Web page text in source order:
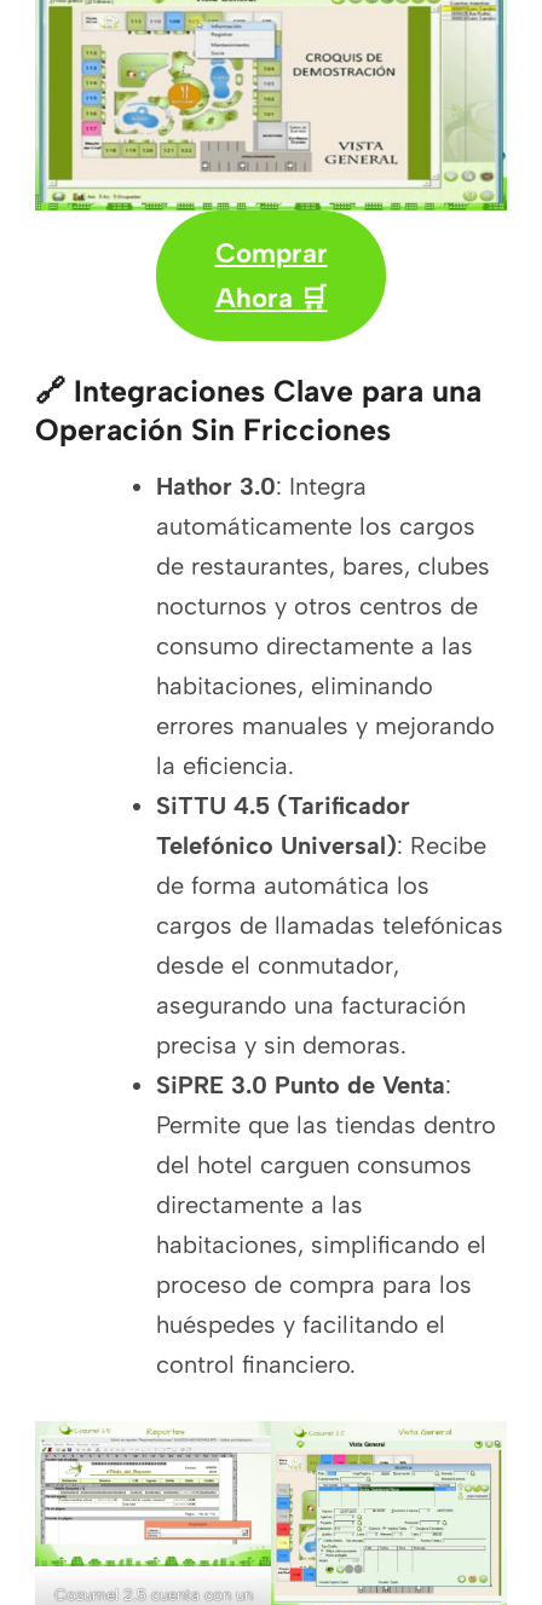
Comprar
Ahora 🛒
🔗 Integraciones Clave para una
Operación Sin Fricciones
Hathor 3.0: Integra
automáticamente los cargos
de restaurantes, bares, clubes
nocturnos y otros centros de
consumo directamente a las
habitaciones, eliminando
errores manuales y mejorando
la eficiencia.
SiTTU 4.5 (Tarificador
Telefónico Universal): Recibe
de forma automática los
cargos de llamadas telefónicas
desde el conmutador,
asegurando una facturación
precisa y sin demoras.
SiPRE 3.0 Punto de Venta:
Permite que las tiendas dentro
del hotel carguen consumos
directamente a las
habitaciones, simplificando el
proceso de compra para los
huéspedes y facilitando el
control financiero.
Cozumel 2.5 cuenta con un